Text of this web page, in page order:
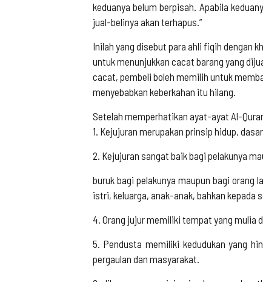
keduanya belum berpisah. Apabila
jual-belinya akan terhapus.”
Inilah yang disebut para ahli fiqih dengan
untuk menunjukkan cacat barang yang
cacat, pembeli boleh memilih untuk
menyebabkan keberkahan itu hilang.
Setelah memperhatikan ayat-ayat Al-
1. Kejujuran merupakan prinsip hidup,
2. Kejujuran sangat baik bagi pelakunya
buruk bagi pelakunya maupun bagi orang
istri, keluarga, anak-anak, bahkan kepada
4. Orang jujur memiliki tempat yang mulia
5. Pendusta memiliki kedudukan yang
pergaulan dan masyarakat.